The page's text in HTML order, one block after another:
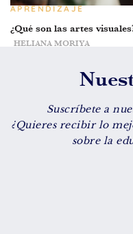
APRENDIZAJE
¿Qué son las artes
HELIANA MORIYA
Suscríbete a
¿Quieres recibir lo
sobre la